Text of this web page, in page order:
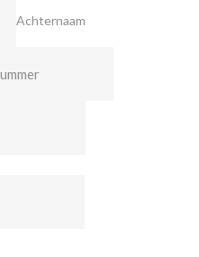
Achternaam